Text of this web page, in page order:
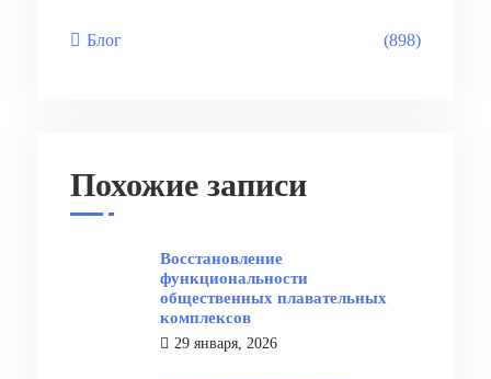
Блог (898)
Похожие записи
Восстановление
функциональности
общественных плавательных
комплексов
29 января, 2026